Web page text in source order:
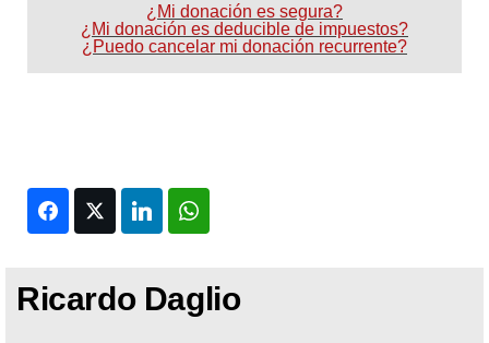
¿Mi donación es segura?
¿Mi donación es deducible de impuestos?
¿Puedo cancelar mi donación recurrente?
FacebookTwitter LinkedIn
Ricardo Daglio